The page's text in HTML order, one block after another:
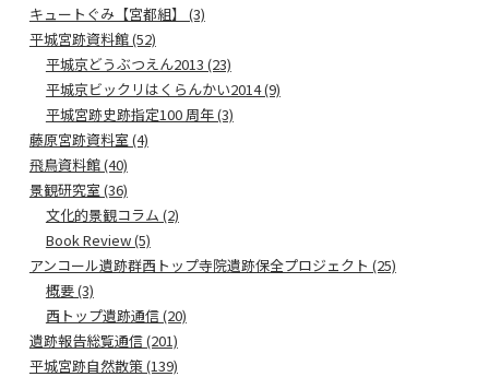
キュートぐみ【宮都組】 (3)
平城宮跡資料館 (52)
平城京どうぶつえん2013 (23)
平城京ビックリはくらんかい2014 (9)
平城宮跡史跡指定100 周年 (3)
藤原宮跡資料室 (4)
飛鳥資料館 (40)
景観研究室 (36)
文化的景観コラム (2)
Book Review (5)
アンコール遺跡群西トップ寺院遺跡保全プロジェクト (25)
概要 (3)
西トップ遺跡通信 (20)
遺跡報告総覧通信 (201)
平城宮跡自然散策 (139)